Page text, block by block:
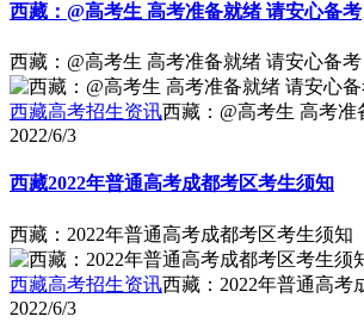
西藏：@高考生 高考准备就绪 请安心备考
西藏：@高考生 高考准备就绪 请安心备考
西藏高考招生资讯西藏：@高考生 高考
2022/6/3
西藏2022年普通高考成都考区考生须知
西藏：2022年普通高考成都考区考生须知
西藏高考招生资讯西藏：2022年普通高考
2022/6/3